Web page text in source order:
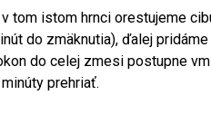
tom istom hrnci orestujeme
do zmäknutia), ďalej
do celej zmesi postupne
prehriať.